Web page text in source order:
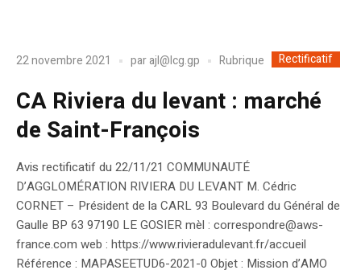
22 novembre 2021 parajl@lcg.gp Rubrique Rectificatif
CA Riviera du levant : marché
de Saint-François
Avis rectificatif du 22/11/21 COMMUNAUTÉ
D’AGGLOMÉRATION RIVIERA DU LEVANT M. Cédric
CORNET – Président de la CARL 93 Boulevard du Général de
Gaulle BP 63 97190 LE GOSIER mèl : correspondre@aws-
france.com web : https://www.rivieradulevant.fr/accueil
Référence : MAPASEETUD6-2021-0 Objet : Mission d’AMO